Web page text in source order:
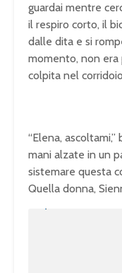
guardai mentre
il respiro corto, il
dalle dita e si
momento, non era
colpita nel
“Elena,
mani alzate in un
sistemare questa
Quella donna,